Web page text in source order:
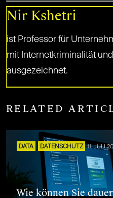
Nir Kshetri
ist Professor für
mit Internetkriminalität
ausgezeichnet.
RELATED
DATA DATENSCHUTZ 11. JULI
Wie können Sie